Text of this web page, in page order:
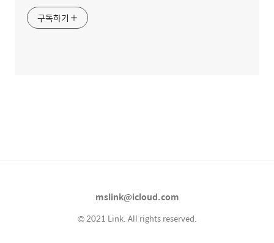
구독하기
mslink@icloud.com
© 2021 Link. All rights reserved.